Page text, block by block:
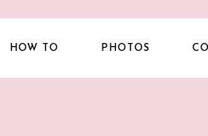
HOW TO PHOTOS